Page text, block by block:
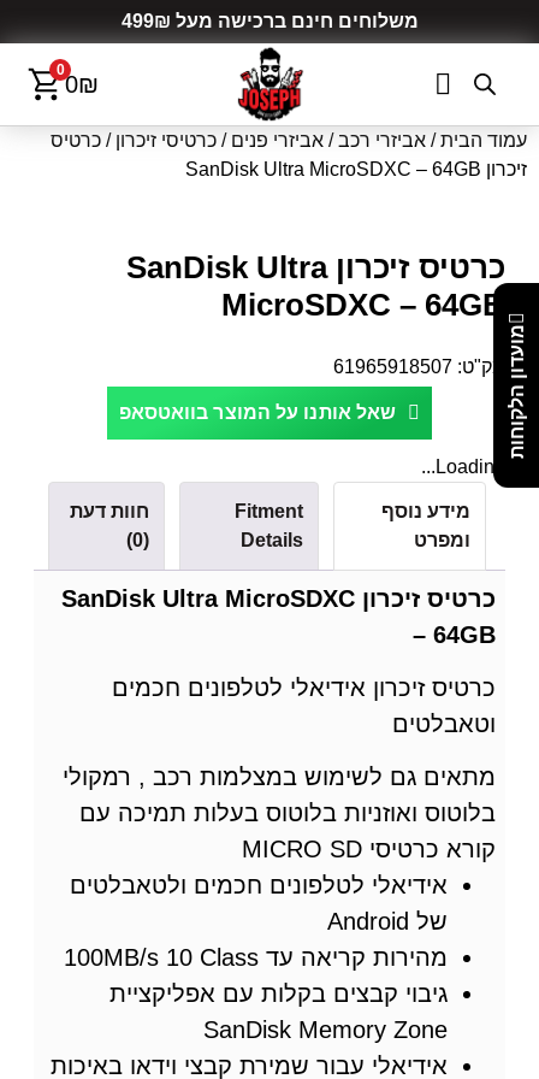
משלוחים חינם ברכישה מעל 499₪
0
0₪
מועדון הלקוחות
עמוד הבית/ אביזרי רכב/ אביזרי פנים / כרטיסי זיכרון / כרטיס
זיכרון SanDisk Ultra MicroSDXC – 64GB
כרטיס זיכרון SanDisk Ultra
MicroSDXC – 64GB
מק"ט: 61965918507
שאל אותנו על המוצר בוואטסאפ
Loading...
מידע נוסף
ומפרט
Fitment
Details
חוות דעת
(0)
כרטיס זיכרון SanDisk Ultra MicroSDXC
– 64GB
כרטיס זיכרון אידיאלי לטלפונים חכמים
וטאבלטים
מתאים גם לשימוש במצלמות רכב , רמקולי
בלוטוס ואוזניות בלוטוס בעלות תמיכה עם
קורא כרטיסי MICRO SD
אידיאלי לטלפונים חכמים ולטאבלטים
של Android
מהירות קריאה עד 100MB/s 10 Class
גיבוי קבצים בקלות עם אפליקציית
SanDisk Memory Zone
אידיאלי עבור שמירת קבצי וידאו באיכות